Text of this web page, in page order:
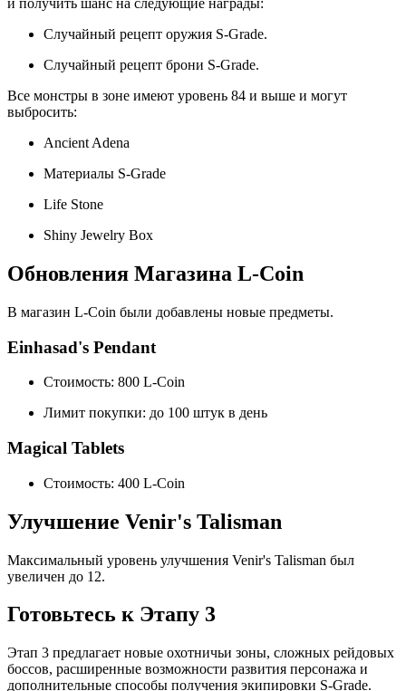
и получить шанс на следующие награды:
Случайный рецепт оружия S-Grade.
Случайный рецепт брони S-Grade.
Все монстры в зоне имеют уровень 84 и выше и могут
выбросить:
Ancient Adena
Материалы S-Grade
Life Stone
Shiny Jewelry Box
Обновления Магазина L-Coin
В магазин L-Coin были добавлены новые предметы.
Einhasad's Pendant
Стоимость: 800 L-Coin
Лимит покупки: до 100 штук в день
Magical Tablets
Стоимость: 400 L-Coin
Улучшение Venir's Talisman
Максимальный уровень улучшения Venir's Talisman был
увеличен до 12.
Готовьтесь к Этапу 3
Этап 3 предлагает новые охотничьи зоны, сложных рейдовых
боссов, расширенные возможности развития персонажа и
дополнительные способы получения экипировки S-Grade.